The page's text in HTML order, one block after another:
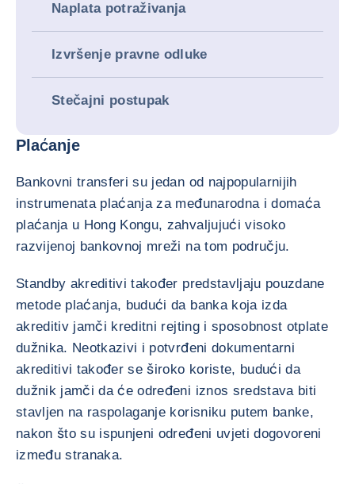
Naplata potraživanja
Izvršenje pravne odluke
Stečajni postupak
Plaćanje
Bankovni transferi su jedan od najpopularnijih
instrumenata plaćanja za međunarodna i domaća
plaćanja u Hong Kongu, zahvaljujući visoko
razvijenoj bankovnoj mreži na tom području.
Standby akreditivi također predstavljaju pouzdane
metode plaćanja, budući da banka koja izda
akreditiv jamči kreditni rejting i sposobnost otplate
dužnika. Neotkazivi i potvrđeni dokumentarni
akreditivi također se široko koriste, budući da
dužnik jamči da će određeni iznos sredstava biti
stavljen na raspolaganje korisniku putem banke,
nakon što su ispunjeni određeni uvjeti dogovoreni
između stranaka.